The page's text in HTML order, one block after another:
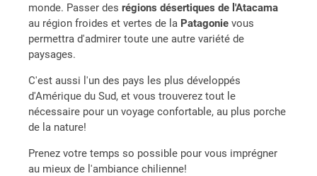
monde. Passer des régions désertiques de l'Atacama
au région froides et vertes de la Patagonie vous
permettra d'admirer toute une autre variété de
paysages.
C'est aussi l'un des pays les plus développés
d'Amérique du Sud, et vous trouverez tout le
nécessaire pour un voyage confortable, au plus porche
de la nature!
Prenez votre temps so possible pour vous imprégner
au mieux de l'ambiance chilienne!